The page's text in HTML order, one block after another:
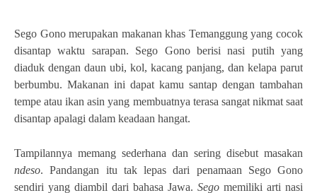
Sego Gono merupakan makanan khas Temanggung yang cocok
disantap waktu sarapan. Sego Gono berisi nasi putih yang
diaduk dengan daun ubi, kol, kacang panjang, dan kelapa parut
berbumbu. Makanan ini dapat kamu santap dengan tambahan
tempe atau ikan asin yang membuatnya terasa sangat nikmat saat
disantap apalagi dalam keadaan hangat.
Tampilannya memang sederhana dan sering disebut masakan
ndeso. Pandangan itu tak lepas dari penamaan Sego Gono
sendiri yang diambil dari bahasa Jawa. Sego memiliki arti nasi